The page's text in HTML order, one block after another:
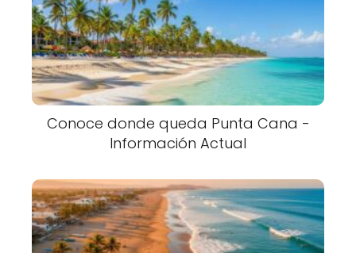
Conoce donde queda Punta Cana -
Información Actual